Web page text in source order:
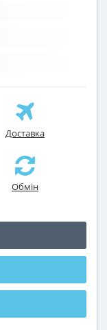
Доставка
Обмін